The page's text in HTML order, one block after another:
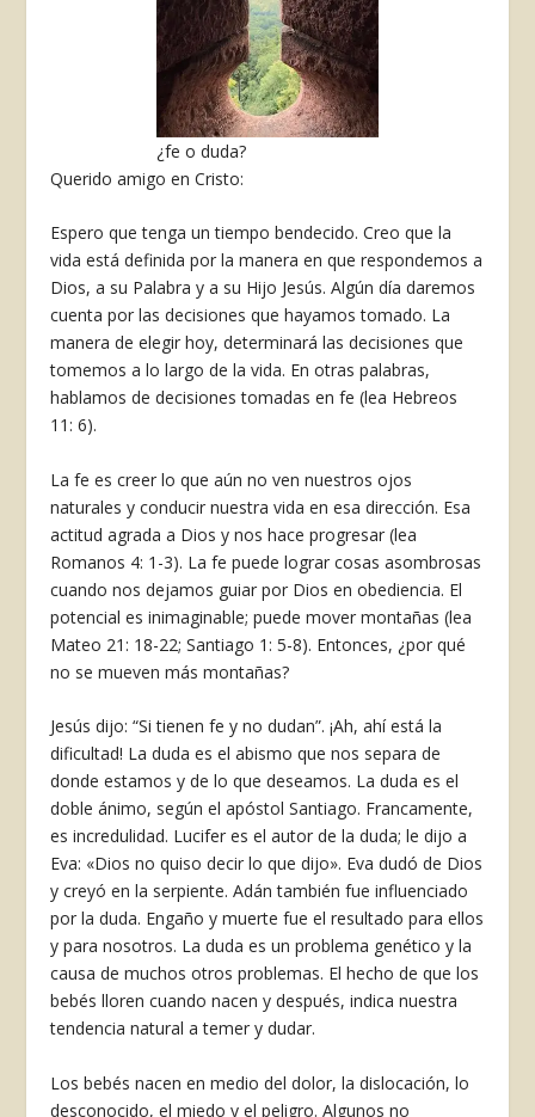
¿fe o duda?
Querido amigo en Cristo:
Espero que tenga un tiempo bendecido. Creo que la
vida está definida por la manera en que respondemos a
Dios, a su Palabra y a su Hijo Jesús. Algún día daremos
cuenta por las decisiones que hayamos tomado. La
manera de elegir hoy, determinará las decisiones que
tomemos a lo largo de la vida. En otras palabras,
hablamos de decisiones tomadas en fe (lea Hebreos
11: 6).
La fe es creer lo que aún no ven nuestros ojos
naturales y conducir nuestra vida en esa dirección. Esa
actitud agrada a Dios y nos hace progresar (lea
Romanos 4: 1-3). La fe puede lograr cosas asombrosas
cuando nos dejamos guiar por Dios en obediencia. El
potencial es inimaginable; puede mover montañas (lea
Mateo 21: 18-22; Santiago 1: 5-8). Entonces, ¿por qué
no se mueven más montañas?
Jesús dijo: “Si tienen fe y no dudan”. ¡Ah, ahí está la
dificultad! La duda es el abismo que nos separa de
donde estamos y de lo que deseamos. La duda es el
doble ánimo, según el apóstol Santiago. Francamente,
es incredulidad. Lucifer es el autor de la duda; le dijo a
Eva: «Dios no quiso decir lo que dijo». Eva dudó de Dios
y creyó en la serpiente. Adán también fue influenciado
por la duda. Engaño y muerte fue el resultado para ellos
y para nosotros. La duda es un problema genético y la
causa de muchos otros problemas. El hecho de que los
bebés lloren cuando nacen y después, indica nuestra
tendencia natural a temer y dudar.
Los bebés nacen en medio del dolor, la dislocación, lo
desconocido, el miedo y el peligro. Algunos no